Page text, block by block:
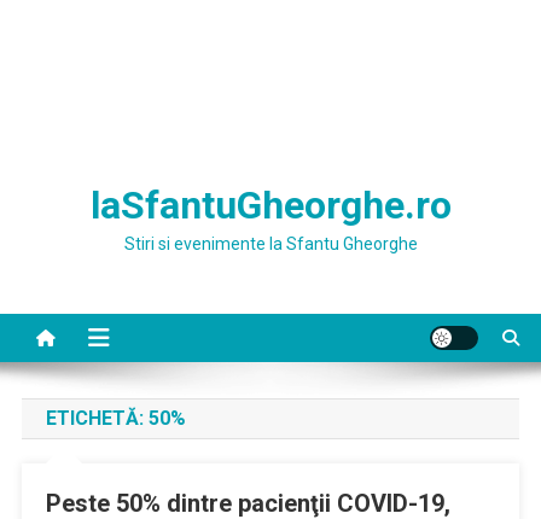
laSfantuGheorghe.ro
Stiri si evenimente la Sfantu Gheorghe
ETICHETĂ: 50%
Peste 50% dintre pacienţii COVID-19,